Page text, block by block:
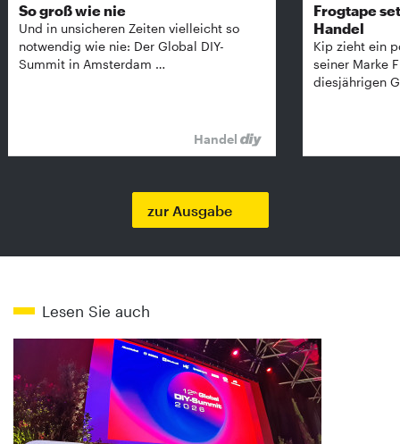
So groß wie nie
Und in unsicheren Zeiten vielleicht so
notwendig wie nie: Der Global DIY-
Summit in Amsterdam …
Handel
Frogtape
Handel
Kip zieht ein
seiner Marke
diesjährigen
zur Ausgabe
Lesen Sie auch